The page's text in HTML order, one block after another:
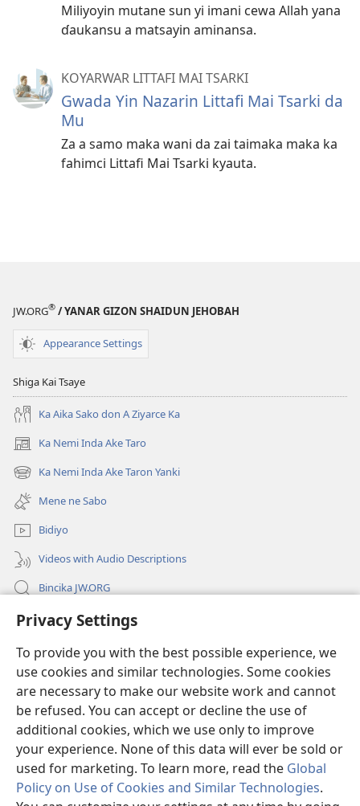
Privacy Settings
To provide you with the best possible experience, we
use cookies and similar technologies. Some cookies
are necessary to make our website work and cannot
be refused. You can accept or decline the use of
additional cookies, which we use only to improve
your experience. None of this data will ever be sold or
used for marketing. To learn more, read the Global
Policy on Use of Cookies and Similar Technologies.
Miliyoyin mutane sun yi imani cewa Allah yana
ɗaukansu a matsayin aminansa.
KOYARWAR LITTAFI MAI TSARKI
Gwada Yin Nazarin Littafi Mai Tsarki da
Mu
Za a samo maka wani da zai taimaka maka ka
fahimci Littafi Mai Tsarki kyauta.
JW.ORG® / YANAR GIZON SHAIDUN JEHOBAH
Appearance Settings
Shiga Kai Tsaye
Ka Aika Sako don A Ziyarce Ka
Ka Nemi Inda Ake Taro
(opens
new
window)
Ka Nemi Inda Ake Taron Yanki
(opens
new
window)
Mene ne Sabo
Bidiyo
Videos with Audio Descriptions
Bincika JW.ORG
Labaran Shari’a
Gudummawa
(opens
new
window)Watchtower LABURARE NA INTANE
(opens
new
JW Hub ®
(opens
new
window)